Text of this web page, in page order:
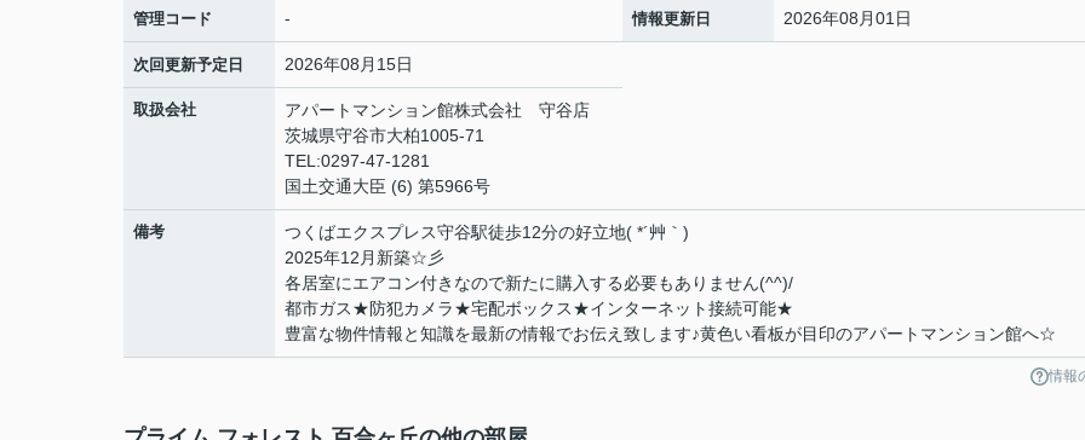
管理コード - 情報更新日 2026年08月01日
次回更新予定日 2026年08月15日
取扱会社
アパートマンション館株式会社 守谷店
茨城県守谷市大柏1005-71
TEL:0297-47-1281
国土交通大臣 (6) 第5966号
備考
つくばエクスプレス守谷駅徒歩12分の好立地( *´艸｀)
2025年12月新築☆彡
各居室にエアコン付きなので新たに購入する必要もありません(^^)/
都市ガス★防犯カメラ★宅配ボックス★インターネット接続可能★
豊富な物件情報と知識を最新の情報でお伝え致します♪黄色い看板が目印のアパートマンション館へ☆
情報